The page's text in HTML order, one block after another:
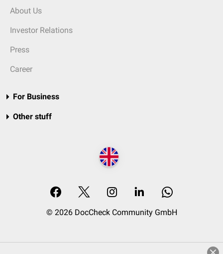
About Us
Investor Relations
Press
Career
For Business
Other stuff
© 2026 DocCheck Community GmbH